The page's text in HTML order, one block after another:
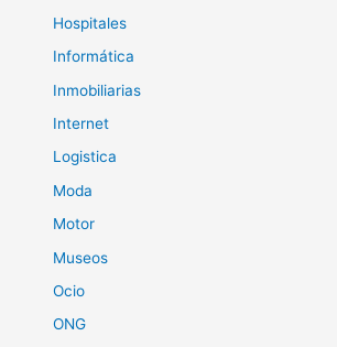
Hospitales
Informática
Inmobiliarias
Internet
Logistica
Moda
Motor
Museos
Ocio
ONG